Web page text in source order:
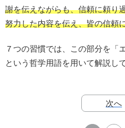
謝を伝えながらも、信頼に頼り
努力した内容を伝え、皆の信頼
７つの習慣では、この部分を「
という哲学用語を用いて解説し
次へ